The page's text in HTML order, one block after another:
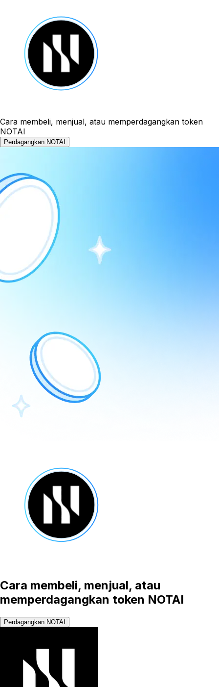
Cara membeli, menjual, atau memperdagangkan token
NOTAI
Perdagangkan NOTAI
Cara membeli, menjual, atau
memperdagangkan token NOTAI
Perdagangkan NOTAI